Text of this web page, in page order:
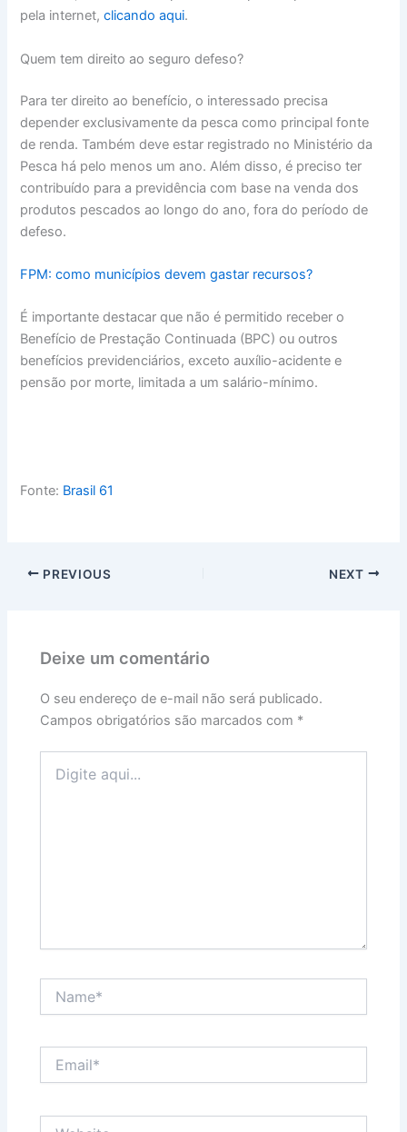
pela internet,clicando aqui.
Quem tem direito ao seguro defeso?
Para ter direito ao benefício, o interessado precisa
depender exclusivamente da pesca como principal fonte
de renda. Também deve estar registrado no Ministério da
Pesca há pelo menos um ano. Além disso, é preciso ter
contribuído para a previdência com base na venda dos
produtos pescados ao longo do ano, fora do período de
defeso.
FPM: como municípios devem gastar recursos?
É importante destacar que não é permitido receber o
Benefício de Prestação Continuada (BPC) ou outros
benefícios previdenciários, exceto auxílio-acidente e
pensão por morte, limitada a um salário-mínimo.
Fonte: Brasil 61
PREVIOUS NEXT
Deixe um comentário
O seu endereço de e-mail não será publicado.
Campos obrigatórios são marcados com *
aqui...